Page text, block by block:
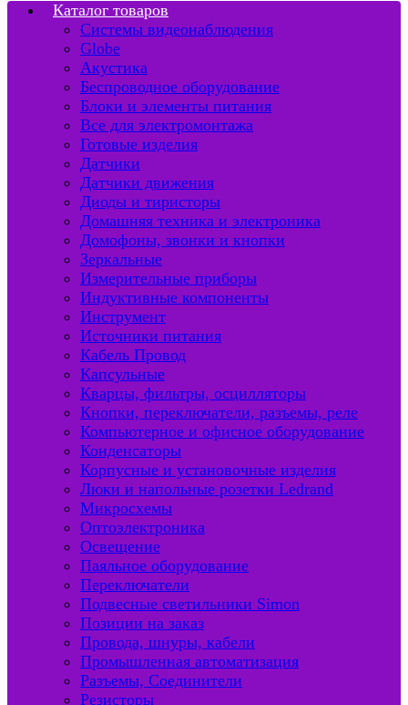
Каталог товаров
Системы видеонаблюдения
Globe
Акустика
Беспроводное оборудование
Блоки и элементы питания
Все для электромонтажа
Готовые изделия
Датчики
Датчики движения
Диоды и тиристоры
Домашняя техника и электроника
Домофоны, звонки и кнопки
Зеркальные
Измерительные приборы
Индуктивные компоненты
Инструмент
Источники питания
Кабель Провод
Капсульные
Кварцы, фильтры, осцилляторы
Кнопки, переключатели, разъемы, реле
Компьютерное и офисное оборудование
Конденсаторы
Корпусные и установочные изделия
Люки и напольные розетки Ledrand
Микросхемы
Оптоэлектроника
Освещение
Паяльное оборудование
Переключатели
Подвесные светильники Simon
Позиции на заказ
Провода, шнуры, кабели
Промышленная автоматизация
Разъемы, Соединители
Резисторы